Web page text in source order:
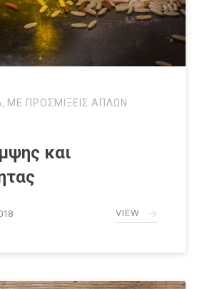
, ΜΕ ΠΡΟΣΜΙΞΕΙΣ ΑΠΛΩΝ
και
VIEW